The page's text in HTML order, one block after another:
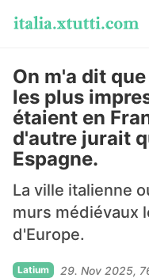
On m'a dit
les plus
étaient en
d'autre jurait
Espagne.
La ville italienne
murs médiévaux
d'Europe.
Latium 29. Nov 2025